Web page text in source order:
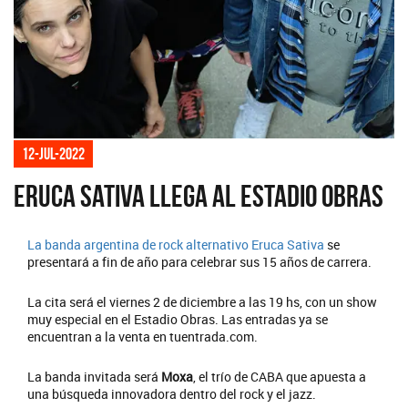
12-jul-2022
Eruca Sativa llega al Estadio Obras
La banda argentina de rock alternativo Eruca Sativa se
presentará a fin de año para celebrar sus 15 años de carrera.
La cita será el viernes 2 de diciembre a las 19 hs, con un show
muy especial en el Estadio Obras. Las entradas ya se
encuentran a la venta en tuentrada.com.
La banda invitada será Moxa, el trío de CABA que apuesta a
una búsqueda innovadora dentro del rock y el jazz.